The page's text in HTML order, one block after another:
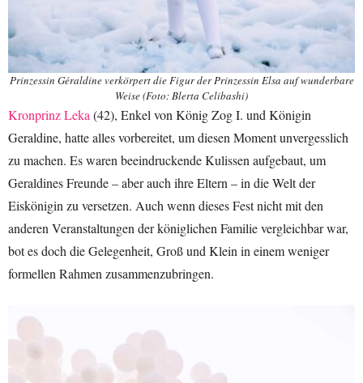
Prinzessin Géraldine verkörpert die Figur der Prinzessin Elsa auf wunderbare
Weise (Foto: Blerta Celibashi)
Kronprinz Leka (42), Enkel von König Zog I. und Königin
Geraldine, hatte alles vorbereitet, um diesen Moment unvergesslich
zu machen. Es waren beeindruckende Kulissen aufgebaut, um
Geraldines Freunde – aber auch ihre Eltern – in die Welt der
Eiskönigin zu versetzen. Auch wenn dieses Fest nicht mit den
anderen Veranstaltungen der königlichen Familie vergleichbar war,
bot es doch die Gelegenheit, Groß und Klein in einem weniger
formellen Rahmen zusammenzubringen.